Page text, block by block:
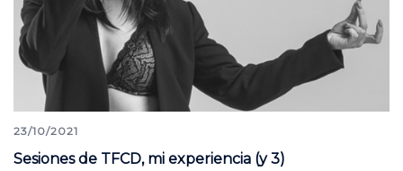
23/10/2021
Sesiones de TFCD, mi experiencia (y 3)